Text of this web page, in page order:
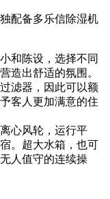
配备多乐信除湿机
和陈设，选择不同
造出舒适的氛围。
滤器，因此可以额
客人更加满意的住
心风轮，运行平
。超大水箱，也可
人值守的连续操